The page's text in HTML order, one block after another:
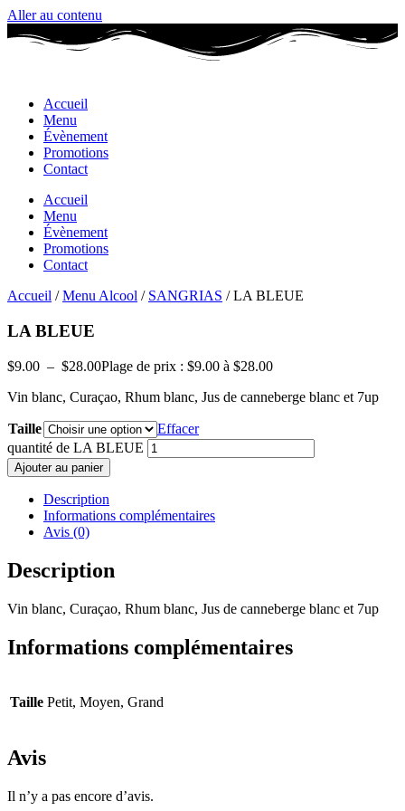
Aller au contenu
Accueil
Menu
Évènement
Promotions
Contact
Accueil
Menu
Évènement
Promotions
Contact
Accueil /Menu Alcool / SANGRIAS / LA BLEUE
LA BLEUE
$9.00 – $28.00Plage de prix : $9.00 à $28.00
Vin blanc, Curaçao, Rhum blanc, Jus de canneberge blanc et 7up
Taille
Effacer
quantité de LA BLEUE
Ajouter au panier
Description
Informations complémentaires
Avis (0)
Description
Vin blanc, Curaçao, Rhum blanc, Jus de canneberge blanc et 7up
Informations complémentaires
Taille Petit, Moyen, Grand
Avis
Il n’y a pas encore d’avis.